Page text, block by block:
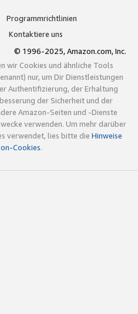
Programmrichtlinien
Kontaktiere uns
© 1996-2025, Amazon.com, Inc.
wir Cookies und ähnliche Tools
nur, um Dir Dienstleistungen
Authentifizierung, der Erhaltung
der Sicherheit und der
Amazon-Seiten und -Dienste
verwenden. Um mehr darüber
verwendet, lies bitte die Hinweise
Cookies.